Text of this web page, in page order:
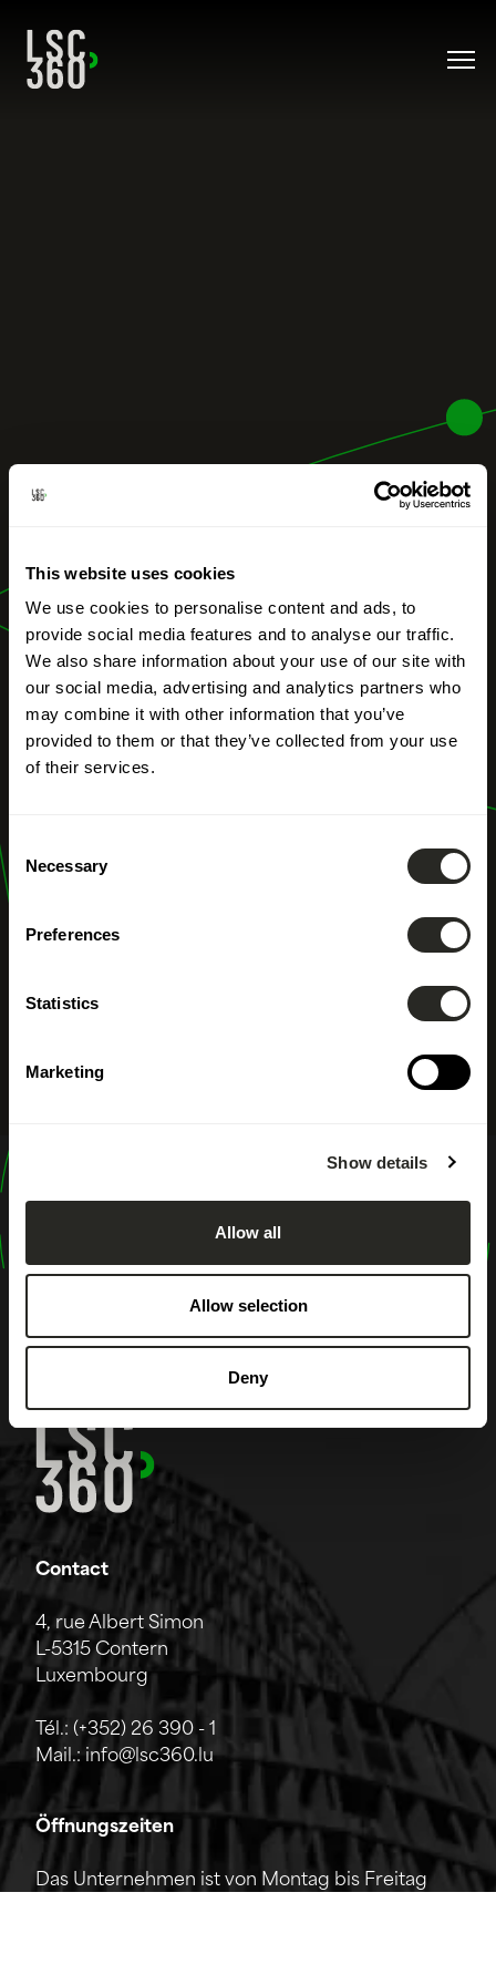
This website uses cookies
We use cookies to personalise content and ads, to
provide social media features and to analyse our traffic.
We also share information about your use of our site with
our social media, advertising and analytics partners who
may combine it with other information that you’ve
provided to them or that they’ve collected from your use
of their services.
Selection
Necessary
Preferences
Statistics
Marketing
Show details
Allow all
Allow selection
Deny
Bestandsaufnahme
design
shape
inspire
Contact
4, rue Albert Simon
L-5315 Contern
Luxembourg
Tél.: (+352) 26 390 - 1
Mail.: info@lsc360.lu
Öffnungszeiten
Das Unternehmen ist von Montag bis Freitag